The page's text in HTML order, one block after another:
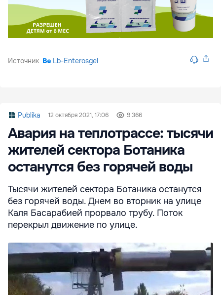
Источник Lb-Enterosgel
Publika 12 октября 2021, 17:06 9 366
Авария на теплотрассе: тысячи
жителей сектора Ботаника
останутся без горячей воды
Тысячи жителей сектора Ботаника останутся
без горячей воды. Днем во вторник на улице
Каля Басарабией прорвало трубу. Поток
перекрыл движение по улице.